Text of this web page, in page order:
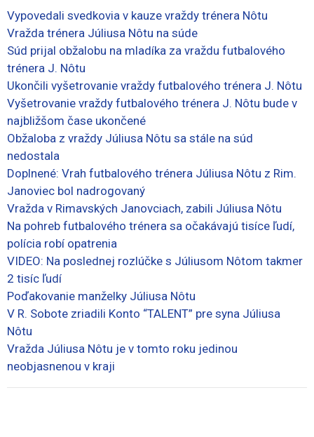
Vypovedali svedkovia v kauze vraždy trénera Nôtu
Vražda trénera Júliusa Nôtu na súde
Súd prijal obžalobu na mladíka za vraždu futbalového
trénera J. Nôtu
Ukončili vyšetrovanie vraždy futbalového trénera J. Nôtu
Vyšetrovanie vraždy futbalového trénera J. Nôtu bude v
najbližšom čase ukončené
Obžaloba z vraždy Júliusa Nôtu sa stále na súd
nedostala
Doplnené: Vrah futbalového trénera Júliusa Nôtu z Rim.
Janoviec bol nadrogovaný
Vražda v Rimavských Janovciach, zabili Júliusa Nôtu
Na pohreb futbalového trénera sa očakávajú tisíce ľudí,
polícia robí opatrenia
VIDEO: Na poslednej rozlúčke s Júliusom Nôtom takmer
2 tisíc ľudí
Poďakovanie manželky Júliusa Nôtu
V R. Sobote zriadili Konto “TALENT” pre syna Júliusa
Nôtu
Vražda Júliusa Nôtu je v tomto roku jedinou
neobjasnenou v kraji